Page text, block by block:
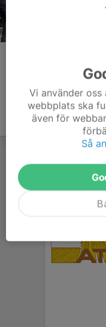
Vi använder
webbplats ska
även för
Så